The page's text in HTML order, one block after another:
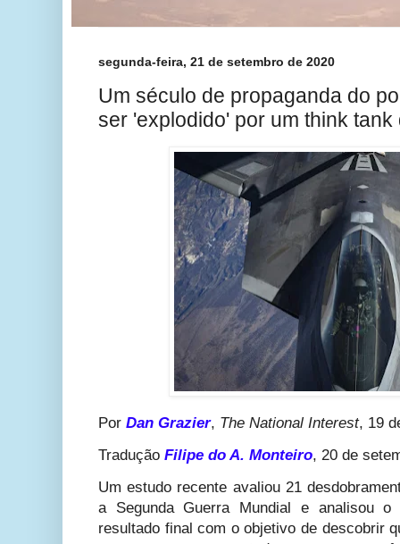
segunda-feira, 21 de setembro de 2020
Um século de propaganda do
ser 'explodido' por um think tank
Por Dan Grazier, The National Interest, 19
Tradução Filipe do A. Monteiro, 20 de
Um estudo recente avaliou 21
a Segunda Guerra Mundial e analisou
resultado final com o objetivo de descobrir